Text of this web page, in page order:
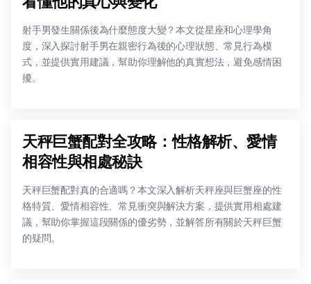
射手男發生關係後為什麼態度大變？本文從星座和心理學角
度，深入探討射手男在親密行為後的心理狀態、常見行為模
式，並提供實用建議，幫助你理解他的真實想法，避免感情困
擾。
天秤巨蟹配對全攻略：性格解析、愛情
相容性與相處秘訣
天秤巨蟹配對真的合適嗎？本文深入解析天秤座與巨蟹座的性
格特質、愛情相容性、常見衝突與解決方案，提供實用相處建
議，幫助你掌握這段關係的優劣勢，並解答所有關於天秤巨蟹
的疑問。